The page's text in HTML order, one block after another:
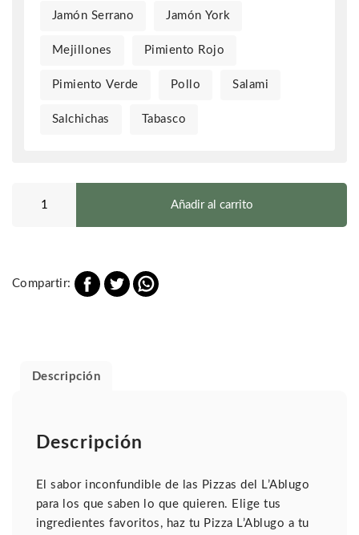
Jamón Serrano Jamón York
Mejillones Pimiento Rojo
Pimiento Verde Pollo Salami
Salchichas Tabasco
Clásica
Añadir al carrito
Compartir:
Descripción
Descripción
El sabor inconfundible de las Pizzas del L’Ablugo
para los que saben lo que quieren. Elige tus
ingredientes favoritos, haz tu Pizza L’Ablugo a tu